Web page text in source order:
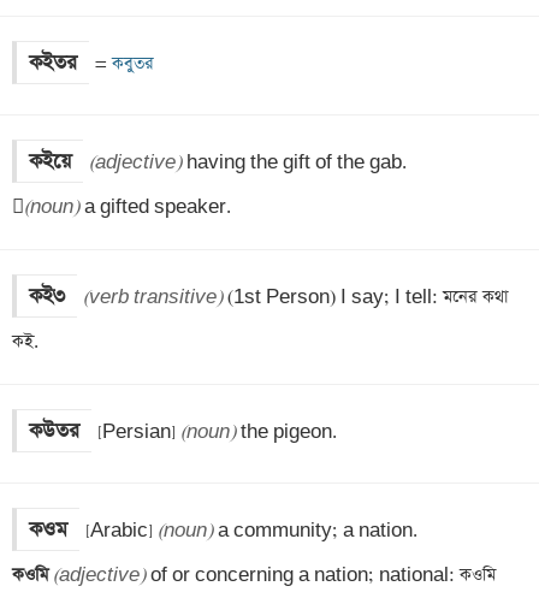
কইতর = কবুতর
কইয়ে (adjective) having the gift of the gab.
(noun) a gifted speaker.
কই৩ (verb transitive) (1st Person) I say; I tell: মনের কথা
কই.
কউতর [Persian] (noun) the pigeon.
কওম [Arabic] (noun)
কওমি (adjective) of or concerning a nation; national: কওমি